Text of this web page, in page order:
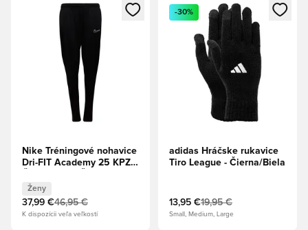
Otvorí modál na prihlásenie alebo registráciu ako člen
Nike Tréningové nohavice
Dri-FIT Academy 25 KPZ -
Ženy
37,99 €46,95 €
K dispozícii veľa veľkostí
Otvorí modál na prihlásenie
-30%
adidas Hráčske rukavice
Tiro League - Čierna/Biela
13,95 €19,95 €
Small, Medium, Large